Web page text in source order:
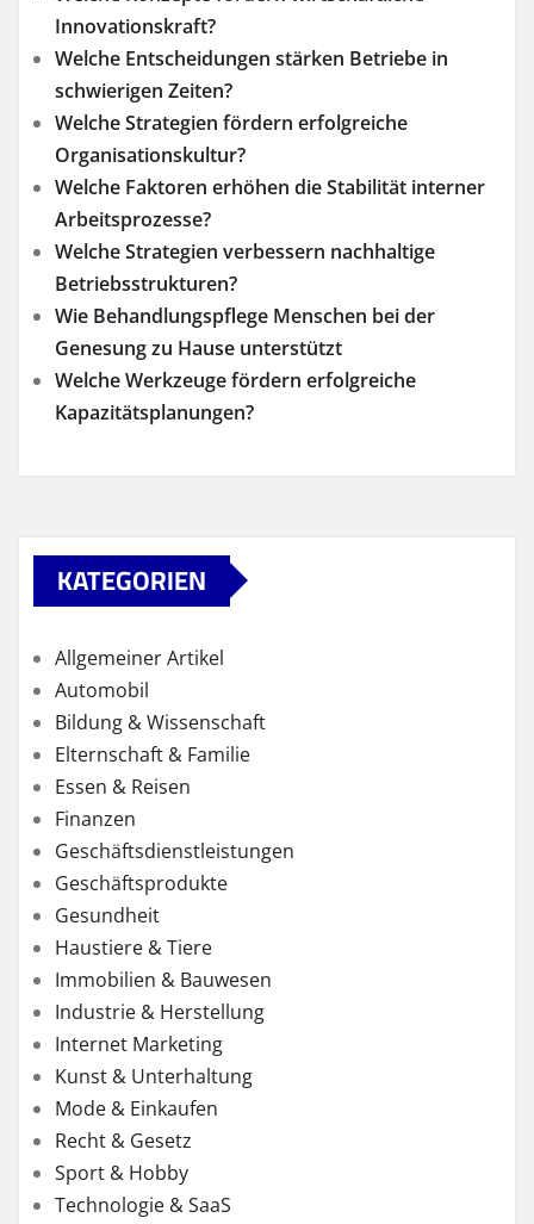
Innovationskraft?
Welche Entscheidungen stärken Betriebe in
schwierigen Zeiten?
Welche Strategien fördern erfolgreiche
Organisationskultur?
Welche Faktoren erhöhen die Stabilität interner
Arbeitsprozesse?
Welche Strategien verbessern nachhaltige
Betriebsstrukturen?
Wie Behandlungspflege Menschen bei der
Genesung zu Hause unterstützt
Welche Werkzeuge fördern erfolgreiche
Kapazitätsplanungen?
KATEGORIEN
Allgemeiner Artikel
Automobil
Bildung & Wissenschaft
Elternschaft & Familie
Essen & Reisen
Finanzen
Geschäftsdienstleistungen
Geschäftsprodukte
Gesundheit
Haustiere & Tiere
Immobilien & Bauwesen
Industrie & Herstellung
Internet Marketing
Kunst & Unterhaltung
Mode & Einkaufen
Recht & Gesetz
Sport & Hobby
Technologie & SaaS